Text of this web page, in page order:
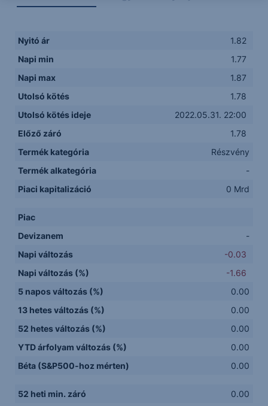
Nyitó ár
1.82
Napi min
1.77
Napi max
1.87
Utolsó kötés
1.78
Utolsó kötés ideje
2022.05.31. 22:00
Előző záró
1.78
Termék kategória
Részvény
Termék alkategória
-
Piaci kapitalizáció
0 Mrd
Piac
Devizanem
-
Napi változás
-0.03
Napi változás (%)
-1.66
5 napos változás (%)
0.00
13 hetes változás (%)
0.00
52 hetes változás (%)
0.00
YTD árfolyam változás (%)
0.00
Béta (S&P500-hoz mérten)
0.00
52 heti min. záró
0.00